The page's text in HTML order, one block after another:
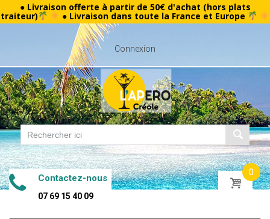
● Livraison offerte à partir de 50€ d'achat (hors plats
traiteur) ● Livraison dans toute la France et Europe
Connexion
Contactez-nous
07 69 15 40 09
0